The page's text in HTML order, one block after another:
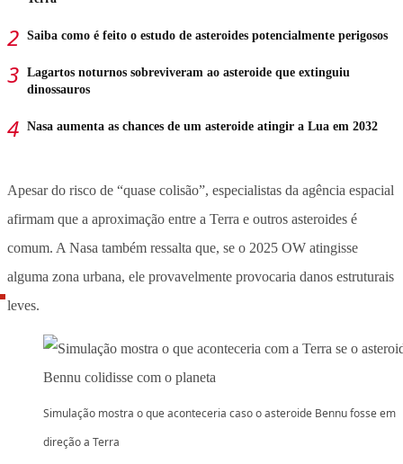
Saiba como é feito o estudo de asteroides potencialmente perigosos
Lagartos noturnos sobreviveram ao asteroide que extinguiu
dinossauros
Nasa aumenta as chances de um asteroide atingir a Lua em 2032
Apesar do risco de “quase colisão”, especialistas da agência espacial
afirmam que a aproximação entre a Terra e outros asteroides é
comum. A Nasa também ressalta que, se o 2025 OW atingisse
alguma zona urbana, ele provavelmente provocaria danos estruturais
leves.
Simulação mostra o que aconteceria caso o asteroide Bennu fosse em
direção a Terra